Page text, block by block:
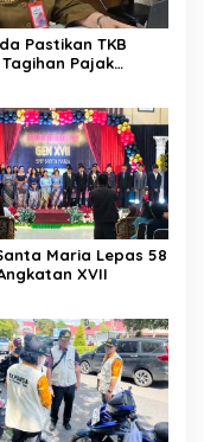
Pastikan TKB
Pajak
Maria Lepas 58
XVII